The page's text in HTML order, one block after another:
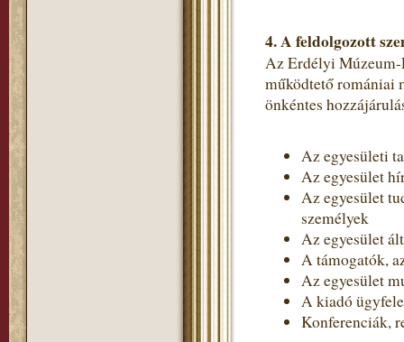
4.A feldolgozott
Az Erdélyi Múzeum-
működtető romániai
önkéntes
Az egyesületi
Az egyesület
Az egyesület
személyek
Az egyesület
A támogatók,
Az egyesület
A kiadó
Konferenciák,